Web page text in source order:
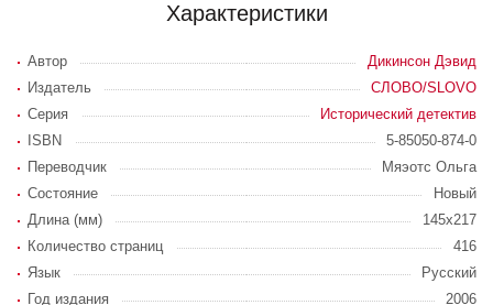
Характеристики
Автор
Дикинсон Дэвид
Издатель
СЛОВО/SLOVO
Серия
Исторический детектив
ISBN
5-85050-874-0
Переводчик
Мяэотс Ольга
Состояние
Новый
Длина (мм)
145х217
Количество страниц
416
Язык
Русский
Год издания
2006